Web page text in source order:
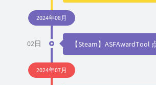
2024年08月
02日 【Steam】ASFAwardTool
2024年07月